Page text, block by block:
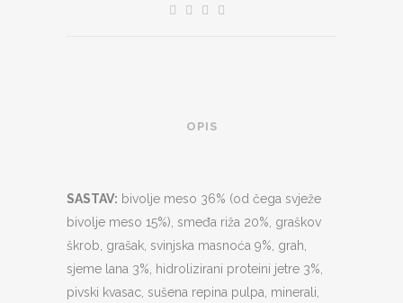
OPIS
SASTAV: bivolje meso 36% (od čega svježe
bivolje meso 15%), smeđa riža 20%, graškov
škrob, grašak, svinjska masnoća 9%, grah,
sjeme lana 3%, hidrolizirani proteini jetre 3%,
pivski kvasac, sušena repina pulpa, minerali,